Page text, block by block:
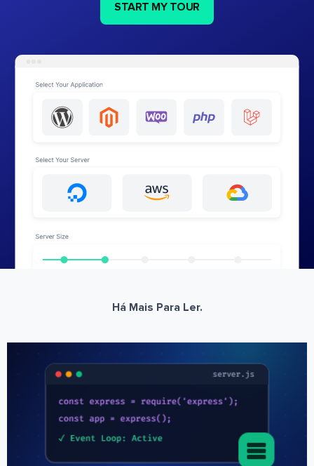
START MY TOUR
Há Mais Para Ler.